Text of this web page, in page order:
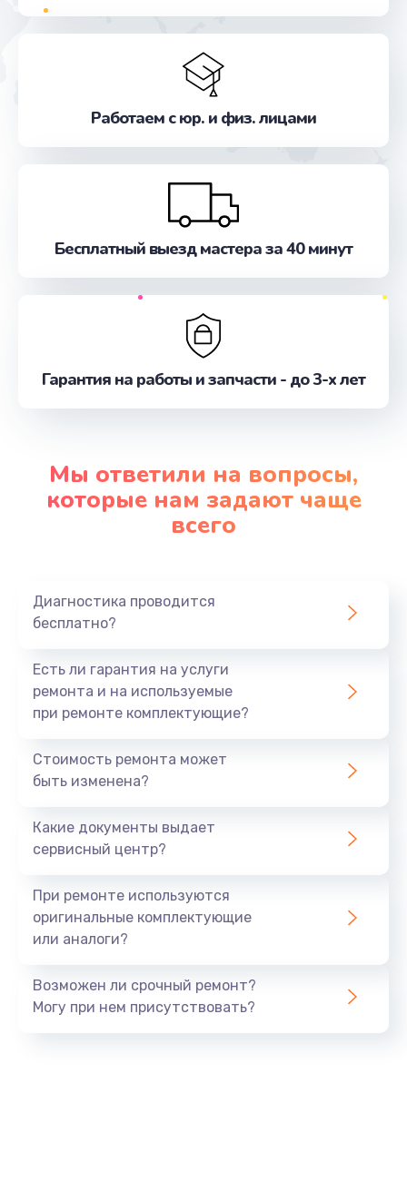
Заказать
Замена шим-контроллера
Замена датчика приближения
от 590 руб.
Замена кнопки включения
Заказать
Замена кнопок громкости
от 490 руб.
Замена разъёма наушников (гарнитуры)
от 490 руб.
Заказать
от 690 руб.
от 490 руб.
Чистка динамика, микрофонов от пыли (с
от 1790 руб.
Сбор/Разбор
от 1490 руб.
Обновление ПО
Работаем с юр. и физ. лицами
Бесплатный выезд мастера за 40 минут
Гарантия на работы и запчасти - до 3-х лет
Мы ответили на вопросы,
которые нам задают чаще
всего
Диагностика проводится
бесплатно?
Есть ли гарантия на услуги
ремонта и на используемые
при ремонте комплектующие?
Стоимость ремонта может
быть изменена?
Какие документы выдает
сервисный центр?
При ремонте используются
оригинальные комплектующие
или аналоги?
Возможен ли срочный ремонт?
Могу при нем присутствовать?